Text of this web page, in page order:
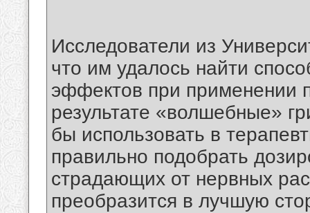
Исследователи из
что им удалось найти
эффектов при применении
результате «волшебные»
бы использовать в
правильно подобрать
страдающих от нервных
преобразится в лучшую